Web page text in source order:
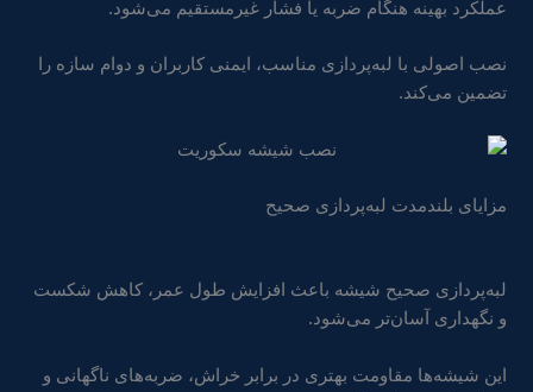
عملکرد بهینه هنگام ضربه یا فشار غیرمستقیم می‌شود.
نصب اصولی با لبه‌پردازی مناسب، ایمنی کاربران و دوام سازه را
تضمین می‌کند.
مزایای بلندمدت لبه‌پردازی صحیح
لبه‌پردازی صحیح شیشه باعث افزایش طول عمر، کاهش شکست
و نگهداری آسان‌تر می‌شود.
این شیشه‌ها مقاومت بهتری در برابر خراش، ضربه‌های ناگهانی و